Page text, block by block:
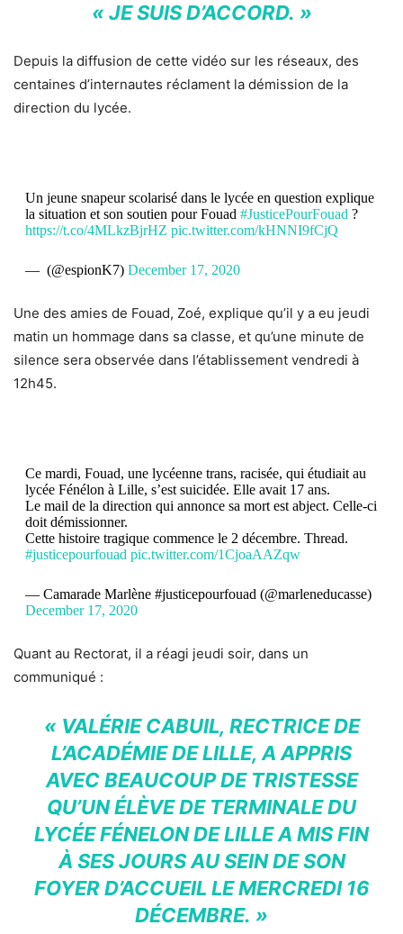
« JE SUIS D’ACCORD. »
Depuis la diffusion de cette vidéo sur les réseaux, des
centaines d’internautes réclament la démission de la
direction du lycée.
Un jeune snapeur scolarisé dans le lycée en question explique
la situation et son soutien pour Fouad #JusticePourFouad ?
https://t.co/4MLkzBjrHZ pic.twitter.com/kHNNI9fCjQ
— ︎ (@espionK7) December 17, 2020
Une des amies de Fouad, Zoé, explique qu’il y a eu jeudi
matin un hommage dans sa classe, et qu’une minute de
silence sera observée dans l’établissement vendredi à
12h45.
Ce mardi, Fouad, une lycéenne trans, racisée, qui étudiait au
lycée Fénélon à Lille, s’est suicidée. Elle avait 17 ans.
Le mail de la direction qui annonce sa mort est abject. Celle-ci
doit démissionner.
Cette histoire tragique commence le 2 décembre. Thread.
#justicepourfouad pic.twitter.com/1CjoaAAZqw
— Camarade Marlène #justicepourfouad (@marleneducasse)
December 17, 2020
Quant au Rectorat, il a réagi jeudi soir, dans un
communiqué :
« VALÉRIE CABUIL, RECTRICE DE
L’ACADÉMIE DE LILLE, A APPRIS
AVEC BEAUCOUP DE TRISTESSE
QU’UN ÉLÈVE DE TERMINALE DU
LYCÉE FÉNELON DE LILLE A MIS FIN
À SES JOURS AU SEIN DE SON
FOYER D’ACCUEIL LE MERCREDI 16
DÉCEMBRE. »